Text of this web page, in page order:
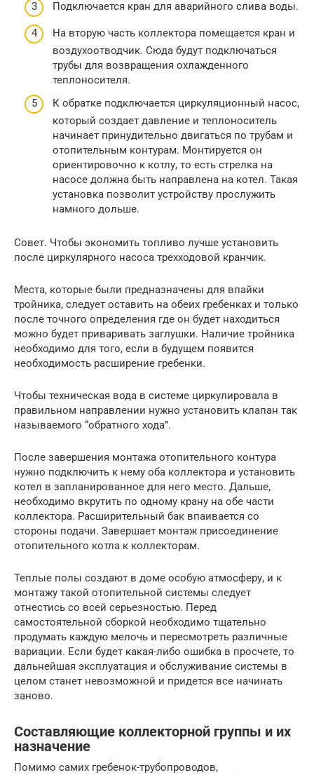
Подключается кран для аварийного слива воды.
На вторую часть коллектора помещается кран и
воздухоотводчик. Сюда будут подключаться
трубы для возвращения охлажденного
теплоносителя.
К обратке подключается циркуляционный насос,
который создает давление и теплоноситель
начинает принудительно двигаться по трубам и
отопительным контурам. Монтируется он
ориентировочно к котлу, то есть стрелка на
насосе должна быть направлена на котел. Такая
установка позволит устройству прослужить
намного дольше.
Совет. Чтобы экономить топливо лучше установить
после циркулярного насоса трехходовой кранчик.
Места, которые были предназначены для впайки
тройника, следует оставить на обеих гребенках и только
после точного определения где он будет находиться
можно будет приваривать заглушки. Наличие тройника
необходимо для того, если в будущем появится
необходимость расширение гребенки.
Чтобы техническая вода в системе циркулировала в
правильном направлении нужно установить клапан так
называемого “обратного хода”.
После завершения монтажа отопительного контура
нужно подключить к нему оба коллектора и установить
котел в запланированное для него место. Дальше,
необходимо вкрутить по одному крану на обе части
коллектора. Расширительный бак впаивается со
стороны подачи. Завершает монтаж присоединение
отопительного котла к коллекторам.
Теплые полы создают в доме особую атмосферу, и к
монтажу такой отопительной системы следует
отнестись со всей серьезностью. Перед
самостоятельной сборкой необходимо тщательно
продумать каждую мелочь и пересмотреть различные
вариации. Если будет какая-либо ошибка в просчете, то
дальнейшая эксплуатация и обслуживание системы в
целом станет невозможной и придется все начинать
заново.
Составляющие коллекторной группы и их
назначение
Помимо самих гребенок-трубопроводов,